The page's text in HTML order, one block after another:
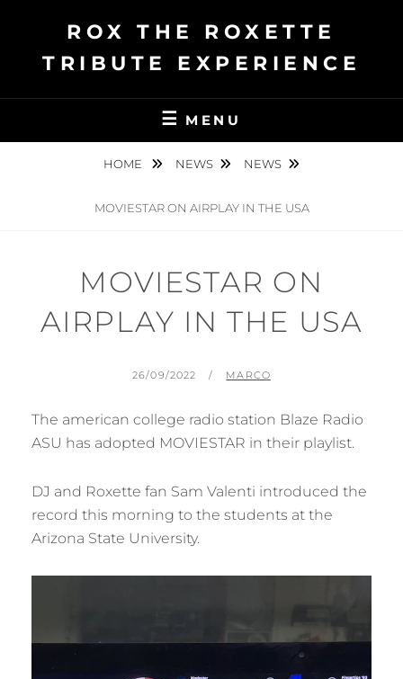
ROX THE ROXETTE
TRIBUTE EXPERIENCE
MENU
HOME NEWS NEWS
MOVIESTAR ON AIRPLAY IN THE USA
MOVIESTAR ON
AIRPLAY IN THE USA
GEPLAATST
26/09/2022 BY
MARCO
The american college radio station Blaze Radio
ASU has adopted MOVIESTAR in their playlist.
DJ and Roxette fan Sam Valenti introduced the
record this morning to the students at the
Arizona State University.